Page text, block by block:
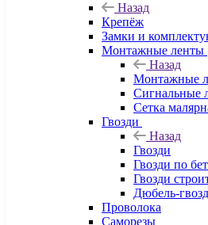
Назад
Крепёж
Замки и
Монтажные ленты
Назад
Монтажные
Сигнальные
Сетка
Гвозди
Назад
Гвозди
Гвозди по
Гвозди
Дюбель-
Проволока
Саморезы